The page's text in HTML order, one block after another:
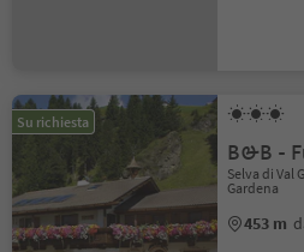
Su richiesta
B&B -
Selva di Val
Gardena
453 m